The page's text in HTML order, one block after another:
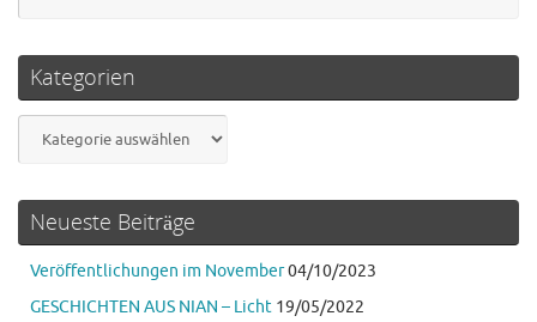
Kategorien
Neueste Beiträge
Veröffentlichungen im November04/10/2023
GESCHICHTEN AUS NIAN – Licht 19/05/2022